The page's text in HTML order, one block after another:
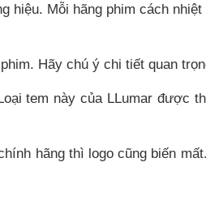
Mỗi hãng phim cách
Hãy chú ý chi tiết quan
tem này của LLumar được
hãng thì logo cũng biến